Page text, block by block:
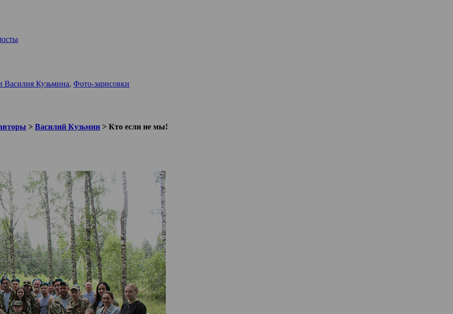
Василия Кузьмина, Фото-зарисовки
> Василий Кузьмин > Кто если не мы!